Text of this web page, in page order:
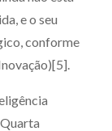
e o seu
conforme